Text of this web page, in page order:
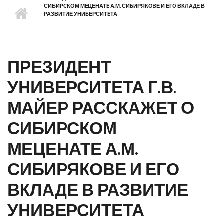
СИБИРСКОМ МЕЦЕНАТЕ А.М. СИБИРЯКОВЕ И ЕГО ВКЛАДЕ В
РАЗВИТИЕ УНИВЕРСИТЕТА
ПРЕЗИДЕНТ
УНИВЕРСИТЕТА Г.В.
МАЙЕР РАССКАЖЕТ О
СИБИРСКОМ
МЕЦЕНАТЕ А.М.
СИБИРЯКОВЕ И ЕГО
ВКЛАДЕ В РАЗВИТИЕ
УНИВЕРСИТЕТА